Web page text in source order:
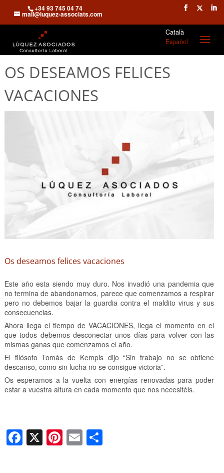
+34 93 745 04 74
mail@luquez-associats.com
Català
Español
OS DESEAMOS FELICES
VACACIONES
Os deseamos felices vacaciones
Este año esta siendo muy duro. Nos invadió una pandemia que
no termina de abandonarnos, parece que comenzamos a respirar
pero no debemos bajar la guardia contra el maldito virus y sus
consecuencias.
Ahora llega el tiempo de VACACIONES, llega el momento en el
que todos debemos desconectar unos días para volver con las
mismas ganas que comenzamos el año.
El filósofo Tomás de Kempis dijo “Sin trabajo no se obtiene
descanso, como sin lucha no se consigue victoria”.
Os esperamos a la vuelta con energías renovadas para poder
estar a vuestra altura en cada momento que nos necesitéis.
F
a
X Pi
nt
E
m
C